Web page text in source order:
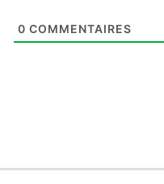
0 COMMENTAIRES